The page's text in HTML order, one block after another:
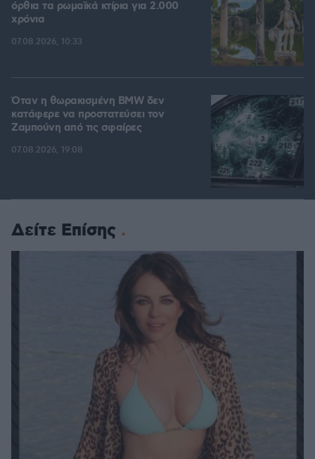
όρθια τα ρωμαϊκά κτίρια για 2.000
χρόνια
07.08.2026, 10:33
Όταν η θωρακισμένη BMW δεν
κατάφερε να προστατεύσει τον
Ζαμπούνη από τις σφαίρες
07.08.2026, 19:08
Δείτε Επίσης